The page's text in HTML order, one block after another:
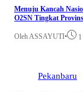
Menuju Kancah
O2SN Tingkat
Oleh ASSAYUTI•
Pekanbaru